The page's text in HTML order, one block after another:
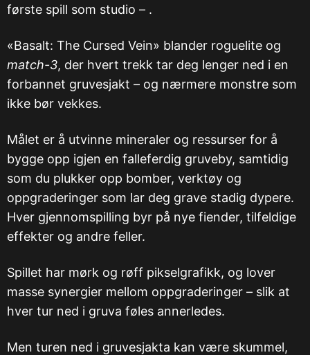
første spill som studio – .
«Basalt: The Cursed Vein» blander roguelite og
match-3, der hvert trekk tar deg lenger ned i en
forbannet gruvesjakt – og nærmere monstre som
ikke bør vekkes.
Målet er å utvinne mineraler og ressurser for å
bygge opp igjen en falleferdig gruveby, samtidig
som du plukker opp bomber, verktøy og
oppgraderinger som lar deg grave stadig dypere.
Hver gjennomspilling byr på nye fiender, tilfeldige
effekter og andre feller.
Spillet har mørk og røff pikselgrafikk, og lover
masse synergier mellom oppgraderinger – slik at
hver tur ned i gruva føles annerledes.
Men turen ned i gruvesjakta kan være skummel,